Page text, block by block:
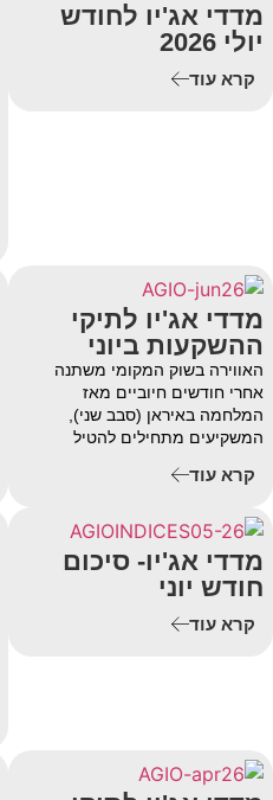
מדדי אג'יו לחודש
יולי 2026
קרא עוד
מדדי אג'יו לתיקי
ההשקעות ביוני
האווירה בשוק המקומי משתנה
אחרי חודשים חיוביים מאז
המלחמה באיראן (סבב שני),
המשקיעים מתחילים להטיל
קרא עוד
מדדי אג'יו- סיכום
חודש יוני
קרא עוד